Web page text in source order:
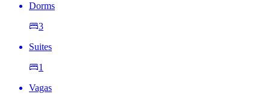
Dorms
3
Suites
1
Vagas